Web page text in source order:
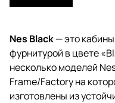
Nes Black— это
фурнитурой в цвете
несколько моделей
Frame/Factory на
изготовлены из